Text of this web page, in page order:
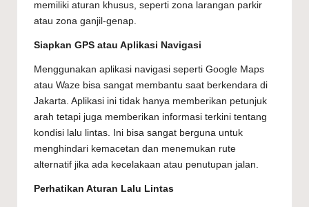
memiliki aturan khusus, seperti zona larangan parkir
atau zona ganjil-genap.
Siapkan GPS atau Aplikasi Navigasi
Menggunakan aplikasi navigasi seperti Google Maps
atau Waze bisa sangat membantu saat berkendara di
Jakarta. Aplikasi ini tidak hanya memberikan petunjuk
arah tetapi juga memberikan informasi terkini tentang
kondisi lalu lintas. Ini bisa sangat berguna untuk
menghindari kemacetan dan menemukan rute
alternatif jika ada kecelakaan atau penutupan jalan.
Perhatikan Aturan Lalu Lintas